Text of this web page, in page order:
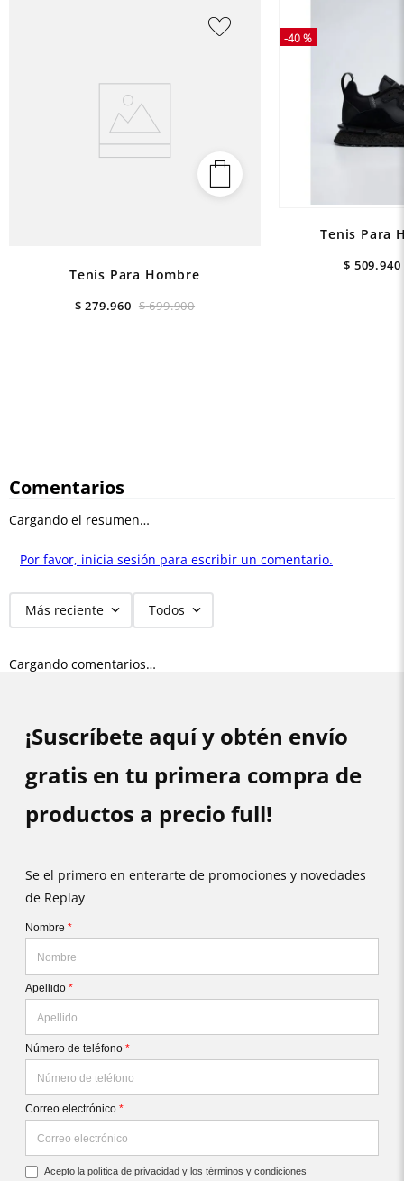
Tenis Para Hombre
$ 699.900
$ 279.960
-40 %
Tenis Para
$ 509.940
Comentarios
Cargando el resumen…
Por favor, inicia sesión para escribir un comentario.
Más reciente Todos
Cargando comentarios…
¡Suscríbete aquí y obtén envío
gratis en tu primera compra de
productos a precio full!
Se el primero en enterarte de promociones y novedades
de Replay
Nombre *
Apellido *
Número de teléfono *
Correo electrónico *
Acepto la política de privacidad y los términos y condiciones